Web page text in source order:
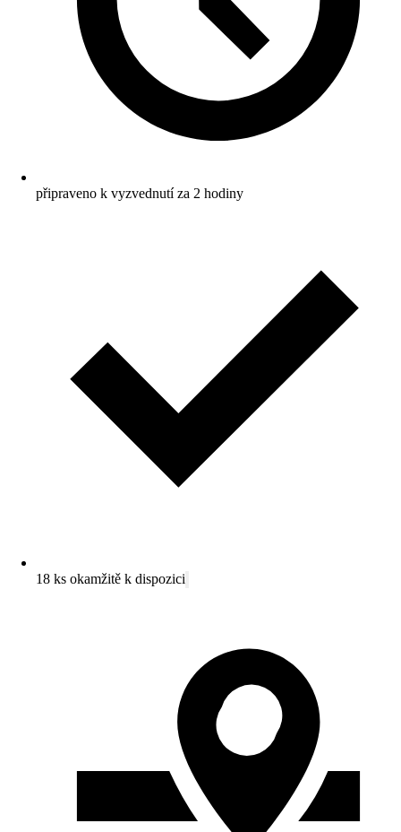
připraveno k vyzvednutí za 2 hodiny
18 ks okamžitě k dispozici